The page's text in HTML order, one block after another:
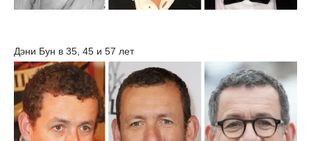
Дэни Бун в 35, 45 и 57 лет